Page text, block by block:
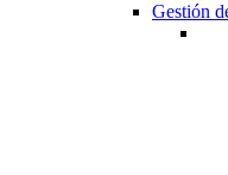
Gestión